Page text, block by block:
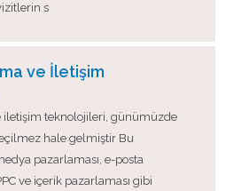
s
ve İletişim
iletişim teknolojileri, günümüzde
hale gelmiştir Bu
pazarlaması, e-posta
ve içerik pazarlaması gibi